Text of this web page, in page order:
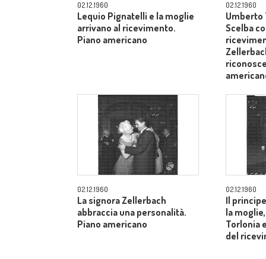
02.12.1960
Lequio Pignatelli e la moglie
arrivano al ricevimento.
Piano americano
02.12.1960
Umberto
Scelba
02.12.1960
La signora Zellerbach
abbraccia una personalità.
Piano americano
02.12.1960
Il
la
Torlonia
del